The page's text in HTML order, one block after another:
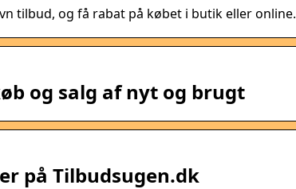
tilbud, og få rabat på købet i butik eller online.
og salg af nyt og brugt
på Tilbudsugen.dk